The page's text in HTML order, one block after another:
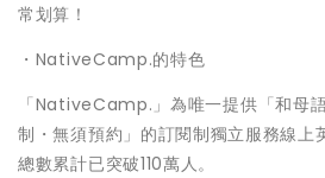
常划算！
・NativeCamp.的特色
「NativeCamp.」為唯一提供「和母
制・無須預約」的訂閱制獨立服務線上
總數累計已突破110萬人。